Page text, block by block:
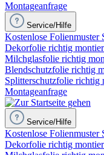
Montageanfrage
Service/Hilfe
Kostenlose Folienmuster
Dekorfolie richtig
Milchglasfolie richtig
Blendschutzfolie richtig
Splitterschutzfolie richtig
Montageanfrage
Service/Hilfe
Kostenlose Folienmuster
Dekorfolie richtig